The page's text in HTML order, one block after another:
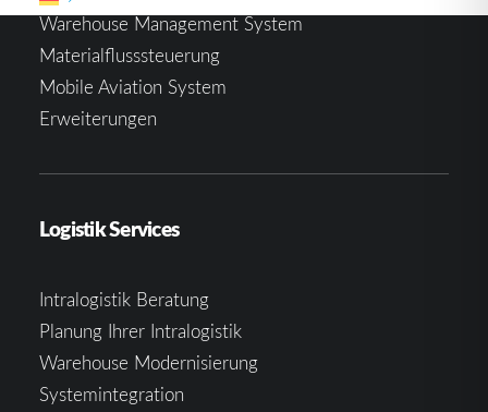
Warehouse Management System
Materialflusssteuerung
Mobile Aviation System
Erweiterungen
Logistik Services
Intralogistik Beratung
Planung Ihrer Intralogistik
Warehouse Modernisierung
Systemintegration